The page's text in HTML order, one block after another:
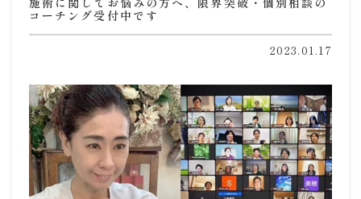
コーチング受付中です
2023.01.17